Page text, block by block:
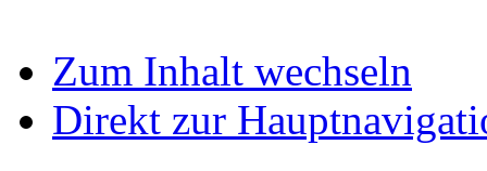
Zum Inhalt wechseln
Direkt zur